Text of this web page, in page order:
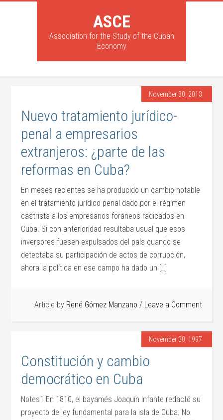
ASCE
Association for the Study of the Cuban
Economy
November 30, 2013
Nuevo tratamiento jurídico-
penal a empresarios
extranjeros: ¿parte de las
reformas en Cuba?
En meses recientes se ha producido un cambio notable
en el tratamiento jurídico-penal dado por el régimen
castrista a los empresarios foráneos radicados en
Cuba. Si con anterioridad resultaba usual que esos
inversores fuesen expulsados del país cuando se
detectaba su participación de actos de corrupción,
ahora la política en ese campo ha dado un […]
Article by René Gómez Manzano Leave a Comment
November 30, 1997
Constitución y cambio
democrático en Cuba
Notes1 En 1810, el bayamés Joaquín Infante redactó su
proyecto de ley fundamental para la isla de Cuba. No